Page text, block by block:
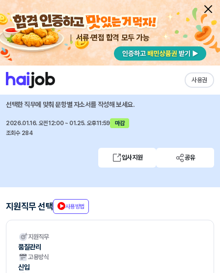
서류·면접 합격 모두 가능
사용권
채용공고 자소서 자유항목 자소서 내 작성목록
GC셀 즐겨찾기
세포치료제 품질관리 담당자 모집 (신입)
선택한 직무에 맞춰 문항별 자소서를 작성해 보세요.
2026.01.16. 오전12:00 ~ 01.25. 오후11:59
마감
조회수 284
입사지원 공유
지원직무 선택 사용방법
지원직무
품질관리
고용방식
신입